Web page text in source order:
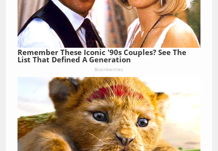
Remember These Iconic '90s Couples? See The
List That Defined A Generation
Brainberries